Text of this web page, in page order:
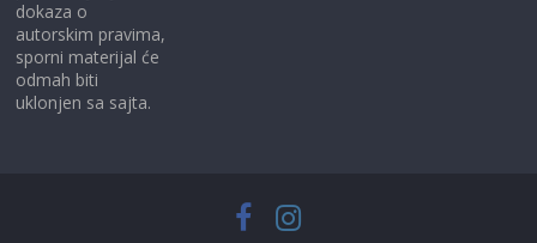
dokaza o
autorskim pravima,
sporni materijal će
odmah biti
uklonjen sa sajta.